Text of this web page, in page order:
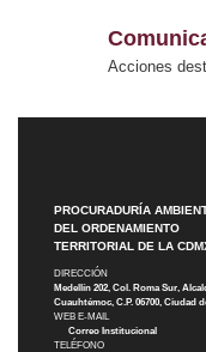
Acciones
PROCURADURÍA
DEL ORDENAMIENTO
TERRITORIAL DE LA
DIRECCIÓN
Medellín 202, Col. Roma Sur,
Cuauhtémoc, C.P. 06700, Ciudad
WEB E-MAIL
Correo Institucional
TELÉFONO